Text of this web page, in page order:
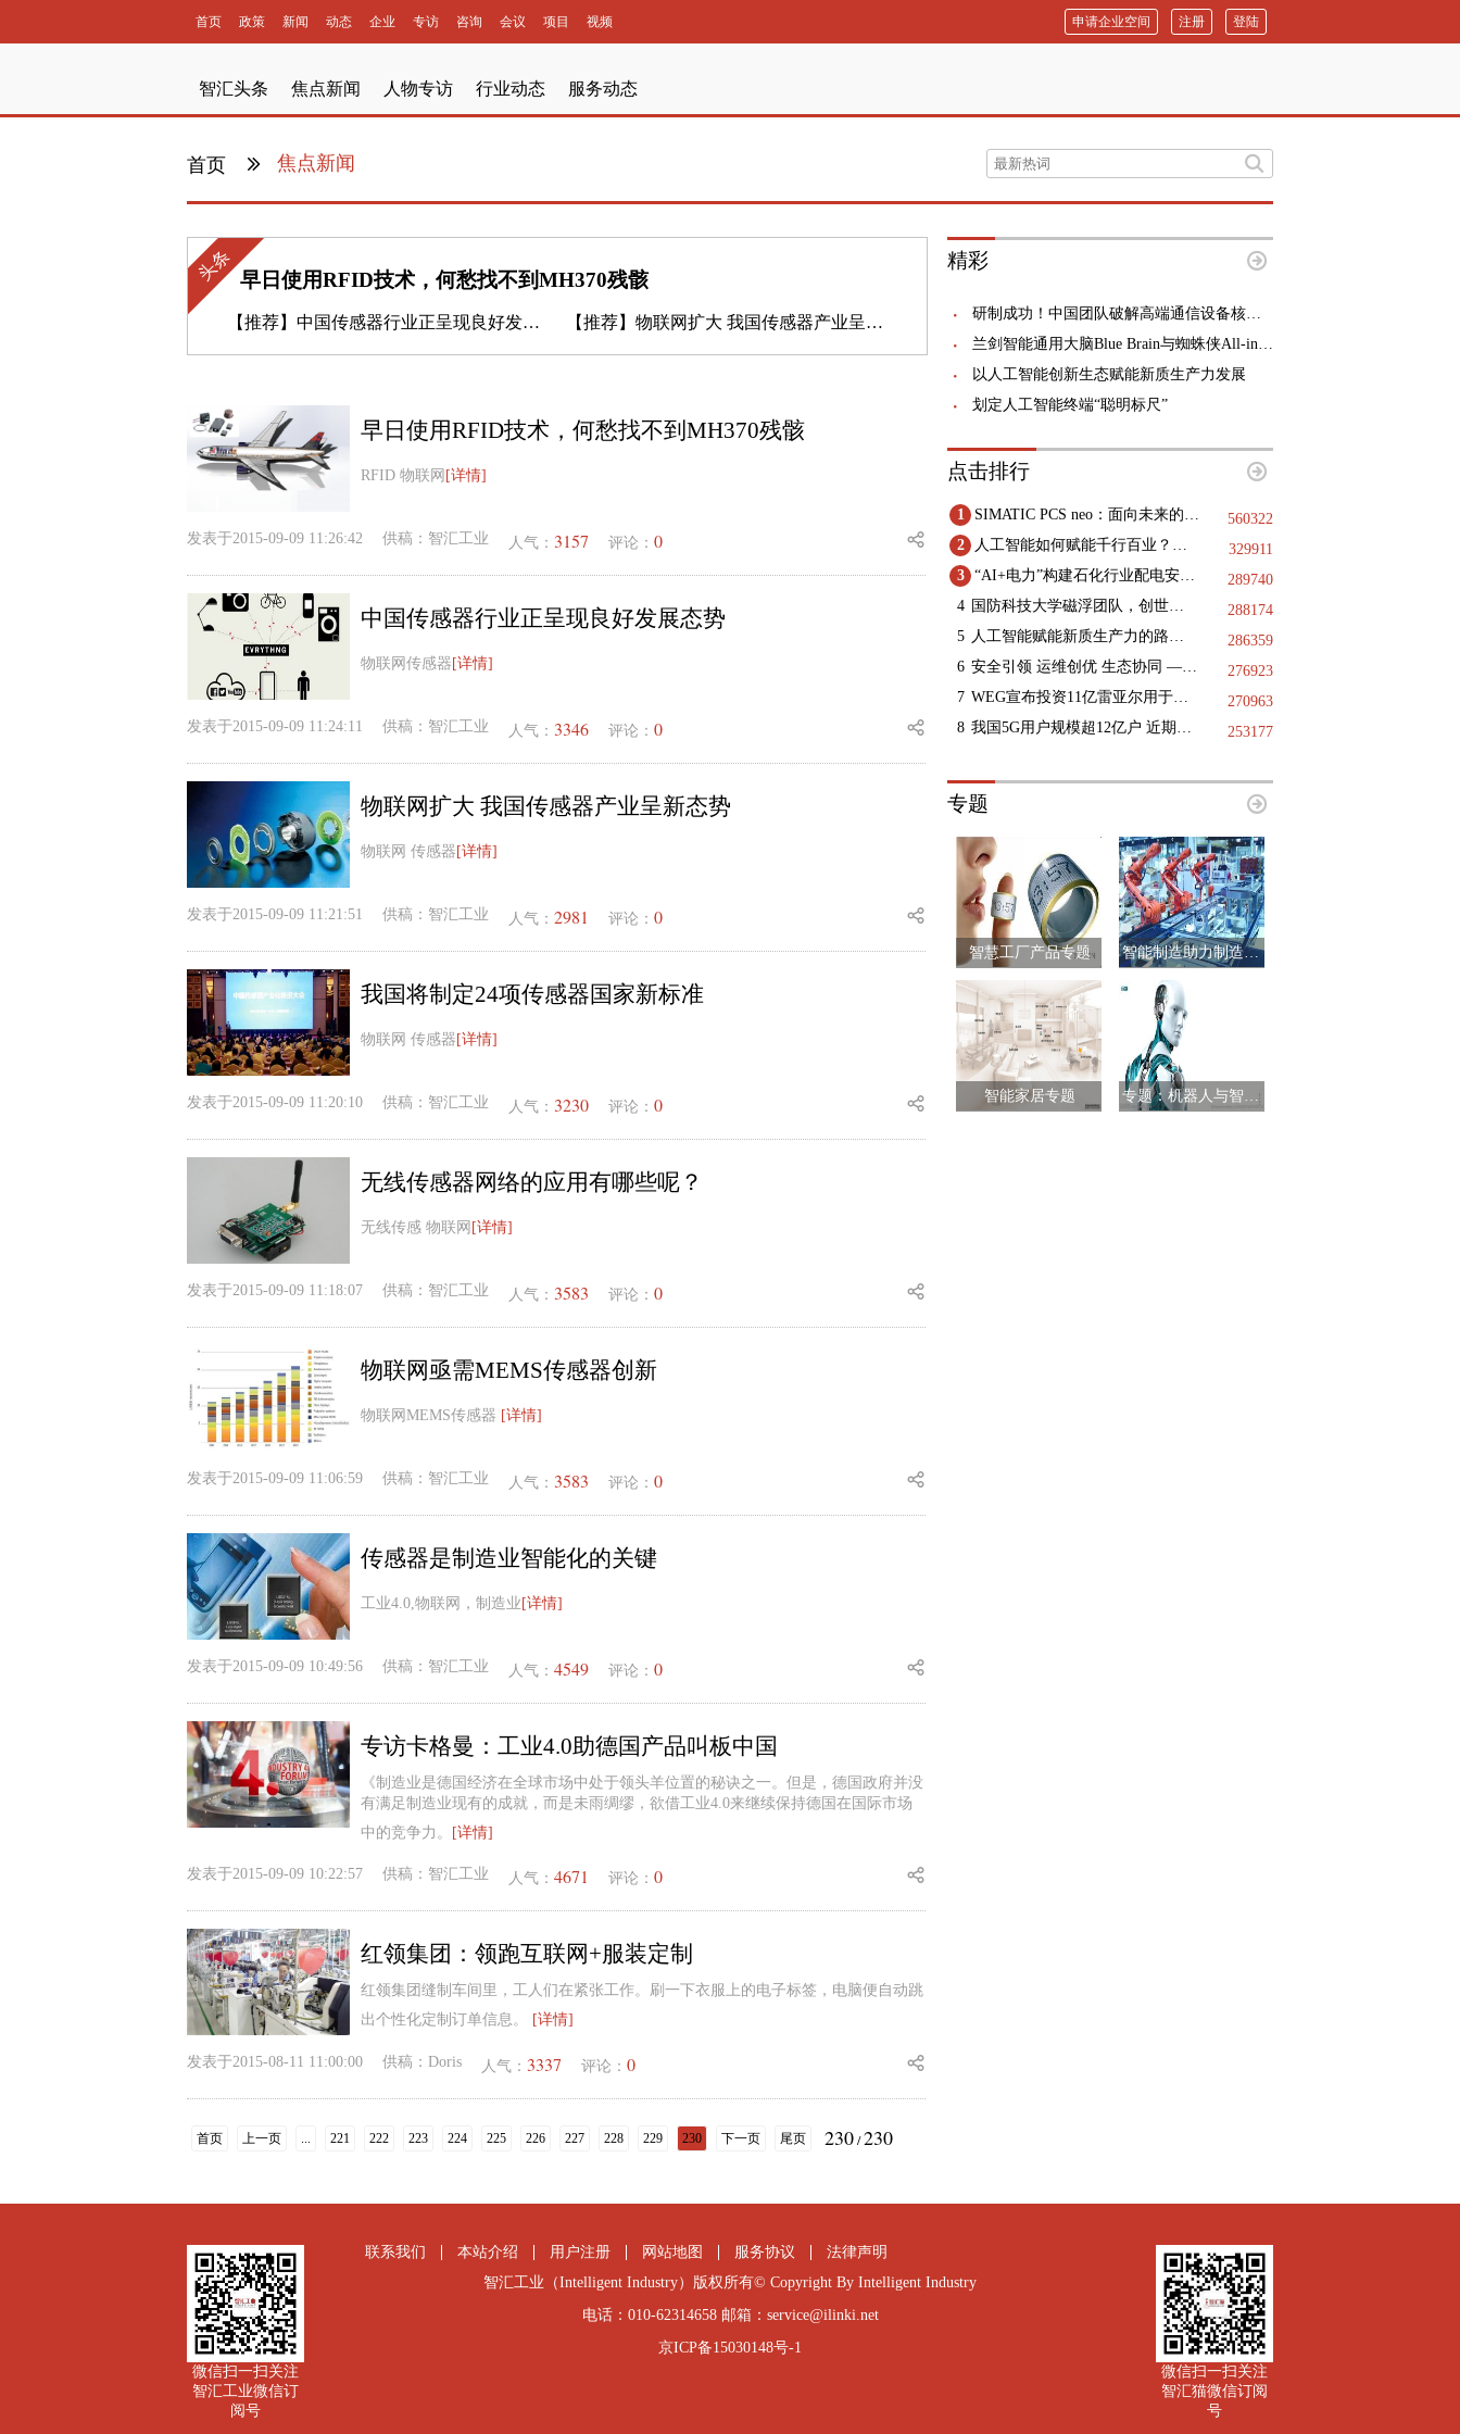
首页 政策 新闻 动态 企业 专访 咨询 会议 项目 视频 登陆
注册
申请企业空间
智汇头条 焦点新闻 人物专访 行业动态 服务动态
首页 焦点新闻
头条 早日使用RFID技术，何愁找不到MH370残骸
【推荐】 中国传感器行业正呈现良好发展态势 【推荐】 物联网扩大 我国传感器产业呈新态势
早日使用RFID技术，何愁找不到MH370残骸
RFID 物联网 [详情]
发表于2015-09-09 11:26:42 供稿： 智汇工业 人气： 3157 评论： 0
中国传感器行业正呈现良好发展态势
物联网传感器 [详情]
发表于2015-09-09 11:24:11 供稿： 智汇工业 人气： 3346 评论： 0
物联网扩大 我国传感器产业呈新态势
物联网 传感器 [详情]
发表于2015-09-09 11:21:51 供稿： 智汇工业 人气： 2981 评论： 0
我国将制定24项传感器国家新标准
物联网 传感器 [详情]
发表于2015-09-09 11:20:10 供稿： 智汇工业 人气： 3230 评论： 0
无线传感器网络的应用有哪些呢？
无线传感 物联网 [详情]
发表于2015-09-09 11:18:07 供稿： 智汇工业 人气： 3583 评论： 0
物联网亟需MEMS传感器创新
物联网MEMS传感器 [详情]
发表于2015-09-09 11:06:59 供稿： 智汇工业 人气： 3583 评论： 0
传感器是制造业智能化的关键
工业4.0,物联网，制造业 [详情]
发表于2015-09-09 10:49:56 供稿： 智汇工业 人气： 4549 评论： 0
专访卡格曼：工业4.0助德国产品叫板中国
《制造业是德国经济在全球市场中处于领头羊位置的秘诀之一。但是，德国政府并没
有满足制造业现有的成就，而是未雨绸缪，欲借工业4.0来继续保持德国在国际市场
中的竞争力。
[详情]
发表于2015-09-09 10:22:57 供稿： 智汇工业 人气： 4671 评论： 0
红领集团：领跑互联网+服装定制
红领集团缝制车间里，工人们在紧张工作。刷一下衣服上的电子标签，电脑便自动跳
出个性化定制订单信息。
[详情]
发表于2015-08-11 11:00:00 供稿： Doris 人气： 3337 评论： 0
首页 上一页 ... 221 222 223 224 225 226 227 228 229 230 下一页 尾页 230/230
精彩
研制成功！中国团队破解高端通信设备核心难题
兰剑智能通用大脑Blue Brain与蜘蛛侠All-in-One全域方案正式发布
以人工智能创新生态赋能新质生产力发展
划定人工智能终端“聪明标尺”
点击排行
1 SIMATIC PCS neo：面向未来的DCS
560322
2
人工智能如何赋能千行百业？三地政协献策
329911
3
“AI+电力”构建石化行业配电安全基石，践行绿色低碳未来
289740
4
国防科技大学磁浮团队，创世界纪录
288174
5
人工智能赋能新质生产力的路径指引
286359
6
安全引领 运维创优 生态协同 —— 第十二届国际核电运维大会于9月11日-12日在浙江海盐成功举办
276923
7
WEG宣布投资11亿雷亚尔用于巴西国内的工业扩张项目
270963
8
我国5G用户规模超12亿户 近期已启动第二阶段6G技术试验 253177
专题
智慧工厂产品专题 智能制造助力制造业升级
智能家居专题 专题：机器人与智能制造
微信扫一扫关注
智汇工业微信订
阅号
联系我们 本站介绍 用户注册 网站地图 服务协议
法律声明
智汇工业（Intelligent Industry）版权所有© Copyright By Intelligent Industry
电话：010-62314658 邮箱：service@ilinki.net
京ICP备15030148号-1
微信扫一扫关注
智汇猫微信订阅
号